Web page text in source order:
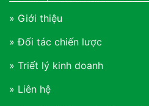
» Giới thiệu
» Đối tác chiến lược
» Triết lý kinh doanh
» Liên hệ